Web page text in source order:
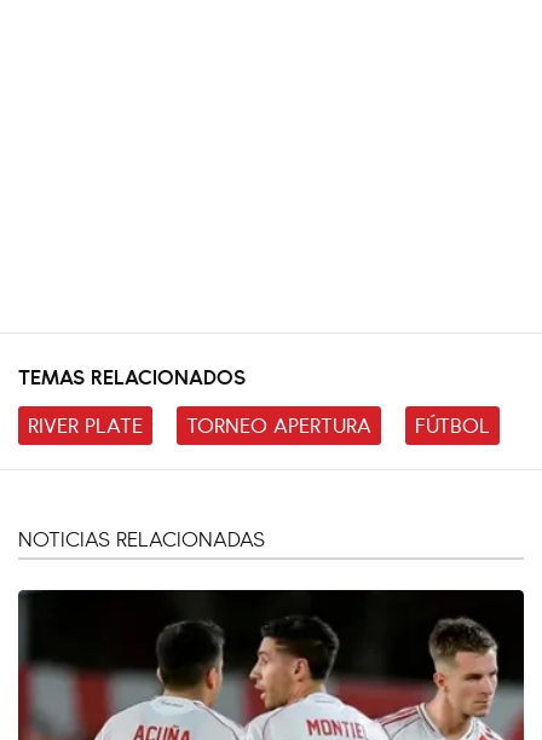
TEMAS RELACIONADOS
RIVER PLATE
TORNEO APERTURA FÚTBOL
NOTICIAS RELACIONADAS